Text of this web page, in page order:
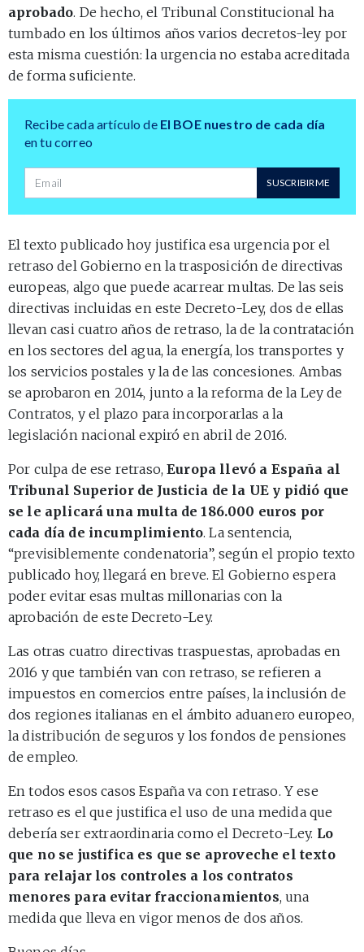
aprobado. De hecho, el Tribunal Constitucional ha
tumbado en los últimos años varios decretos-ley por
esta misma cuestión: la urgencia no estaba acreditada
de forma suficiente.
Recibe cada artículo de El BOE nuestro de cada día
en tu correo
Dirección de correo SUSCRIBIRME
El texto publicado hoy justifica esa urgencia por el
retraso del Gobierno en la trasposición de directivas
europeas, algo que puede acarrear multas. De las seis
directivas incluidas en este Decreto-Ley, dos de ellas
llevan casi cuatro años de retraso, la de la contratación
en los sectores del agua, la energía, los transportes y
los servicios postales y la de las concesiones. Ambas
se aprobaron en 2014, junto a la reforma de la Ley de
Contratos, y el plazo para incorporarlas a la
legislación nacional expiró en abril de 2016.
Por culpa de ese retraso,Europa llevó a España al
Tribunal Superior de Justicia de la UE y pidió que
se le aplicará una multa de 186.000 euros por
cada día de incumplimiento. La sentencia,
“previsiblemente condenatoria”, según el propio texto
publicado hoy, llegará en breve. El Gobierno espera
poder evitar esas multas millonarias con la
aprobación de este Decreto-Ley.
Las otras cuatro directivas traspuestas, aprobadas en
2016 y que también van con retraso, se refieren a
impuestos en comercios entre países, la inclusión de
dos regiones italianas en el ámbito aduanero europeo,
la distribución de seguros y los fondos de pensiones
de empleo.
En todos esos casos España va con retraso. Y ese
retraso es el que justifica el uso de una medida que
debería ser extraordinaria como el Decreto-Ley. Lo
que no se justifica es que se aproveche el texto
para relajar los controles a los contratos
menores para evitar fraccionamientos, una
medida que lleva en vigor menos de dos años.